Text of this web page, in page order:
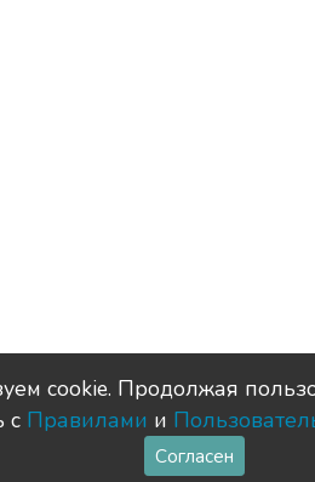
сookie. Продолжая
с Правилами и
Согласен